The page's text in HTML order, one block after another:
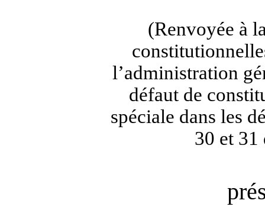
(Renvoyée à
l’administration
défaut de
spéciale dans les
30 et 31